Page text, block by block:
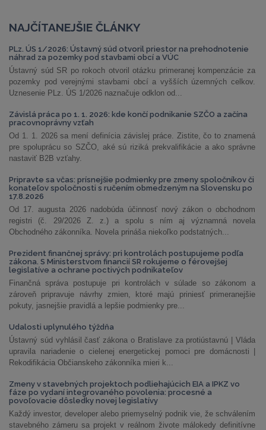
NAJČÍTANEJŠIE ČLÁNKY
PLz. ÚS 1/2026: Ústavný súd otvoril priestor na prehodnotenie
náhrad za pozemky pod stavbami obcí a VÚC
Ústavný súd SR po rokoch otvoril otázku primeranej kompenzácie za
pozemky pod verejnými stavbami obcí a vyšších územných celkov.
Uznesenie PLz. ÚS 1/2026 naznačuje odklon od...
Závislá práca po 1. 1. 2026: kde končí podnikanie SZČO a začína
pracovnoprávny vzťah
Od 1. 1. 2026 sa mení definícia závislej práce. Zistite, čo to znamená
pre spoluprácu so SZČO, aké sú riziká prekvalifikácie a ako správne
nastaviť B2B vzťahy.
Pripravte sa včas: prísnejšie podmienky pre zmeny spoločníkov či
konateľov spoločnosti s ručením obmedzeným na Slovensku po
17.8.2026
Od 17. augusta 2026 nadobúda účinnosť nový zákon o obchodnom
registri (č. 29/2026 Z. z.) a spolu s ním aj významná novela
Obchodného zákonníka. Novela prináša niekoľko podstatných...
Prezident finančnej správy: pri kontrolách postupujeme podľa
zákona. S Ministerstvom financií SR rokujeme o férovejšej
legislatíve a ochrane poctivých podnikateľov
Finančná správa postupuje pri kontrolách v súlade so zákonom a
zároveň pripravuje návrhy zmien, ktoré majú priniesť primeranejšie
pokuty, jasnejšie pravidlá a lepšie podmienky pre...
Udalosti uplynulého týždňa
Ústavný súd vyhlásil časť zákona o Bratislave za protiústavnú | Vláda
upravila nariadenie o cielenej energetickej pomoci pre domácnosti |
Rekodifikácia Občianskeho zákonníka mieri k...
Zmeny v stavebných projektoch podliehajúcich EIA a IPKZ vo
fáze po vydaní integrovaného povolenia: procesné a
povoľovacie dôsledky novej legislatívy
Každý investor, developer alebo priemyselný podnik vie, že schválením
stavebného zámeru sa projekt v reálnom živote málokedy definitívne